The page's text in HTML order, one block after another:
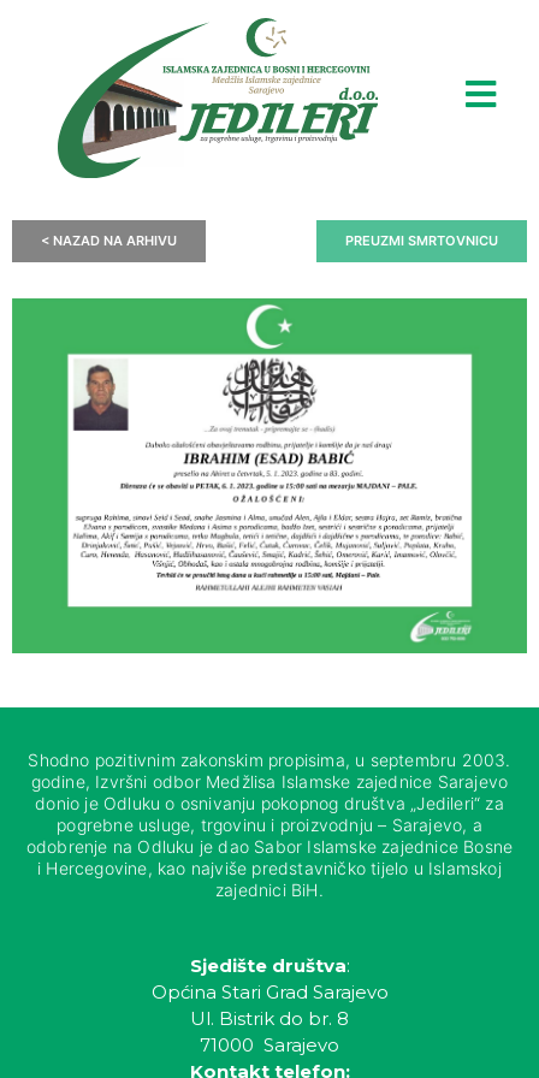
< NAZAD NA ARHIVU PREUZMI SMRTOVNICU
Shodno pozitivnim zakonskim propisima, u septembru 2003.
godine, Izvršni odbor Medžlisa Islamske zajednice Sarajevo
donio je Odluku o osnivanju pokopnog društva „Jedileri“ za
pogrebne usluge, trgovinu i proizvodnju – Sarajevo, a
odobrenje na Odluku je dao Sabor Islamske zajednice Bosne
i Hercegovine, kao najviše predstavničko tijelo u Islamskoj
zajednici BiH.
Sjedište društva:
Općina Stari Grad Sarajevo
Ul. Bistrik do br. 8
71000 Sarajevo
Kontakt telefon: